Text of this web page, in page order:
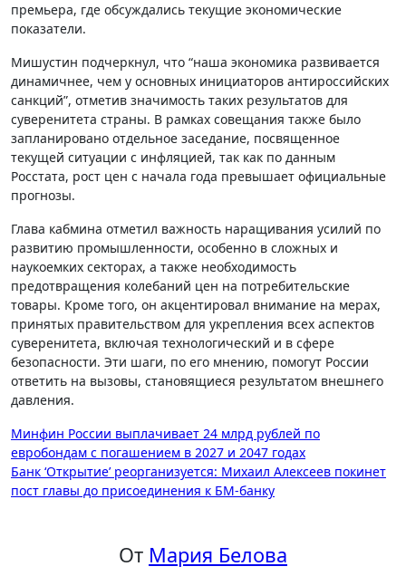
премьера, где обсуждались текущие экономические
показатели.
Мишустин подчеркнул, что “наша экономика развивается
динамичнее, чем у основных инициаторов антироссийских
санкций”, отметив значимость таких результатов для
суверенитета страны. В рамках совещания также было
запланировано отдельное заседание, посвященное
текущей ситуации с инфляцией, так как по данным
Росстата, рост цен с начала года превышает официальные
прогнозы.
Глава кабмина отметил важность наращивания усилий по
развитию промышленности, особенно в сложных и
наукоемких секторах, а также необходимость
предотвращения колебаний цен на потребительские
товары. Кроме того, он акцентировал внимание на мерах,
принятых правительством для укрепления всех аспектов
суверенитета, включая технологический и в сфере
безопасности. Эти шаги, по его мнению, помогут России
ответить на вызовы, становящиеся результатом внешнего
давления.
Навигация
по
записям
Минфин России выплачивает 24 млрд рублей по
евробондам с погашением в 2027 и 2047 годах
Банк ‘Открытие’ реорганизуется: Михаил Алексеев покинет
пост главы до присоединения к БМ-банку
От Мария Белова